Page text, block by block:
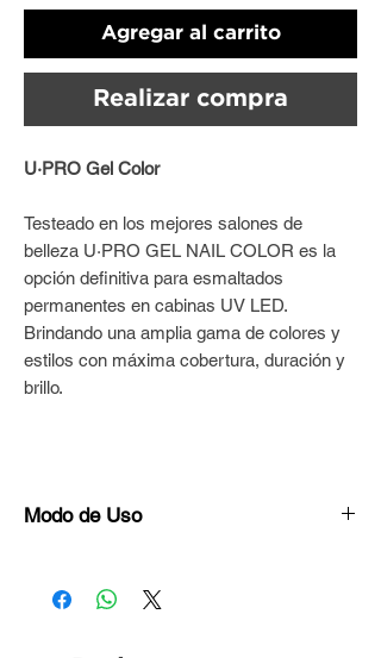
Agregar al carrito
Realizar compra
U·PRO Gel Color
Testeado en los mejores salones de
belleza U·PRO GEL NAIL COLOR es la
opción definitiva para esmaltados
permanentes en cabinas UV LED.
Brindando una amplia gama de colores y
estilos con máxima cobertura, duración y
brillo.
Modo de Uso
Bloque Blanco U·PRO© hasta dejarlas
porosas y uniformes.